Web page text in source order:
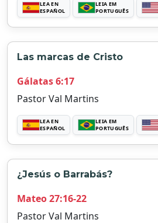
LEA EN
ESPAÑOL
LEIA EM
PORTUGUÊS
Las marcas de Cristo
Gálatas 6:17
Pastor Val Martins
LEA EN
ESPAÑOL
LEIA EM
PORTUGUÊS
¿Jesús o Barrabás?
Mateo 27:16-22
Pastor Val Martins